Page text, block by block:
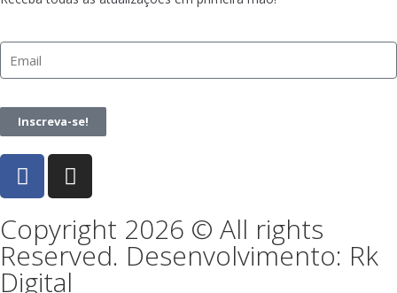
Inscreva-se!
Copyright 2026 © All rights
Reserved. Desenvolvimento: Rk
Digital